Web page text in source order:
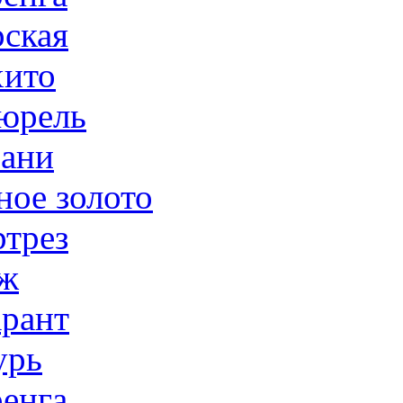
золото